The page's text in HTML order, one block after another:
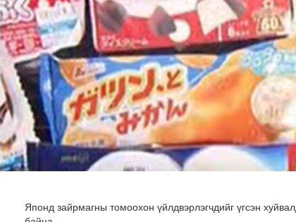
Нийгмийн даатгалын сангийн хөрөнгө 7.6 тэрбум
Японд зайрмагны томоохон үйлдвэрлэгчдийг үгсэн